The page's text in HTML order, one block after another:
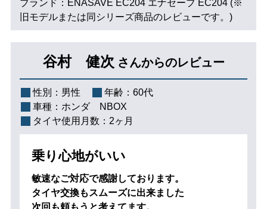
ブランド：ENASAVE EC204 エナセーブ EC204 (※
旧モデルまたは同シリーズ商品のレビューです。)
谷村 健次 さんからのレビュー
性別： 男性 年齢： 60代
車種： ホンダ NBOX
タイヤ使用月数： 2ヶ月
乗り心地がいい
敏速なご対応で感謝しております。
タイヤ交換もスムーズに出来ました
次回も頼もうと考えてます。